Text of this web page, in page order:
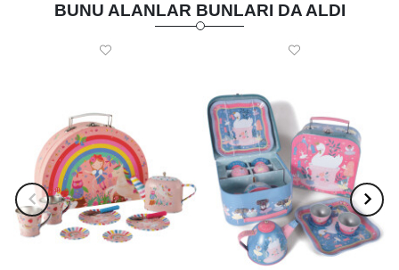
BUNU ALANLAR BUNLARI DA ALDI